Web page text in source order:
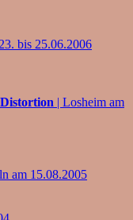
bis 25.06.2006
| Losheim am
am 15.08.2005